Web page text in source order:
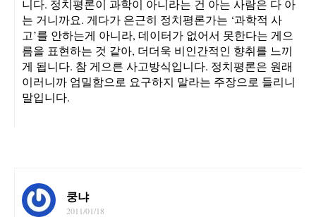
니다. 정치평론이 과학이 아니라는 건 아는 사람은 다 아
는 거니까요. 게다가 은근히 정치평론가는 ‘과학적 사
고’를 안하는게 아니라, 데이터가 없어서 못한다는 게으
름을 표현하는 것 같아, 더더욱 비인간적인 향취를 느끼
게 됩니다. 참 게으른 사고방식입니다. 정치평론은 원래
이러니까 엄밀함으로 요구하지 말라는 주장으로 들리니
말입니다.
쿵냐
2011/01/18